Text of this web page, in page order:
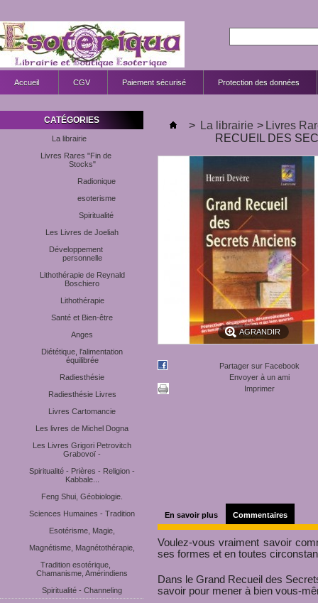
Accueil CGV Paiement sécurisé Protection des données
CATÉGORIES
La librairie
Livres Rares "Fin de
Stocks"
Radionique
esoterisme
Spiritualité
Les Livres de Joeliah
Développement
personnelle
Lithothérapie de Reynald
Boschiero
Lithothérapie
Santé et Bien-être
Anges
Diététique, l'alimentation
équilibrée
Radiesthésie
Radiesthésie Livres
Livres Cartomancie
Les livres de Michel Dogna
Les Livres Grigori Petrovitch
Grabovoï -
Spiritualité - Prières - Religion -
Kabbale...
Feng Shui, Géobiologie.
Sciences Humaines - Tradition
Esotérisme, Magie,
Magnétisme, Magnétothérapie,
Tradition esotérique,
Chamanisme, Amérindiens
Spiritualité - Channeling
> La librairie > Livres
RECUEIL DES
AGRANDIR
Partager sur Facebook
Envoyer à un ami
Imprimer
En savoir plus Commentaires
Voulez-vous vraiment savoir
ses formes et en toutes
Dans le Grand Recueil des
savoir pour mener à bien vous-